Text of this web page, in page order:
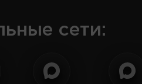
сети: